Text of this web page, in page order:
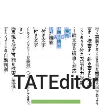
TATEditor